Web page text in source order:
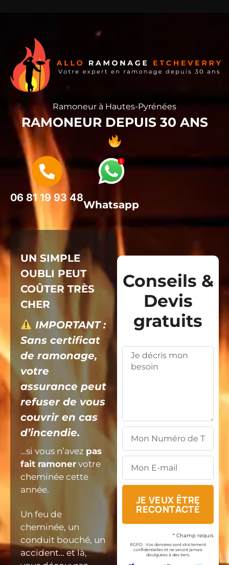
Ramoneur à Hautes-Pyrénées
RAMONEUR DEPUIS 30 ANS
06 81 19 93 48
Whatsapp
UN SIMPLE
OUBLI PEUT
COÛTER TRÈS
CHER
IMPORTANT :
Sans certificat
de ramonage,
votre
assurance peut
refuser de vous
couvrir en cas
d’incendie.
…si vous n’avez pas
fait ramoner votre
cheminée cette
année.
Un feu de
cheminée, un
conduit bouché, un
accident… et là,
Conseils &
Devis
gratuits
JE VEUX ÊTRE
RECONTACTÉ
* Champ requis
RGPD : Vos données sont strictement
confidentielles et ne seront jamais
divulguées à des tiers.